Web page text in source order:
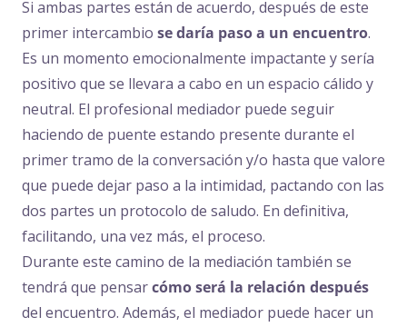
Si ambas partes están de acuerdo, después de este
primer intercambio se daría paso a un encuentro.
Es un momento emocionalmente impactante y sería
positivo que se llevara a cabo en un espacio cálido y
neutral. El profesional mediador puede seguir
haciendo de puente estando presente durante el
primer tramo de la conversación y/o hasta que valore
que puede dejar paso a la intimidad, pactando con las
dos partes un protocolo de saludo. En definitiva,
facilitando, una vez más, el proceso.
Durante este camino de la mediación también se
tendrá que pensarcómo será la relación después
del encuentro. Además, el mediador puede hacer un